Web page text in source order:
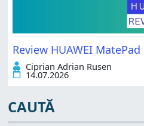
asta: închizi din
Edge sau închizi
doar pentru a-ți da
de acele pagini.
oferă mai multe
Review HUAWEI
Ciprian Adrian Rusen
14.07.2026
CAUTĂ